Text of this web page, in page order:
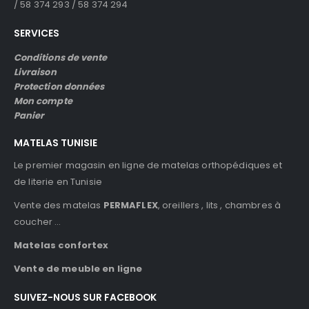
/ 58 374 293 / 58 374 294
SERVICES
Conditions de vente
Livraison
Protection données
Mon compte
Panier
MATELAS TUNISIE
Le premier magasin en ligne de matelas orthopédiques et
de literie en Tunisie
Vente des matelas PERMAFLEX, oreillers , lits , chambres à
coucher …
Matelas confortex
Vente de meuble en ligne
SUIVEZ-NOUS SUR FACEBOOK